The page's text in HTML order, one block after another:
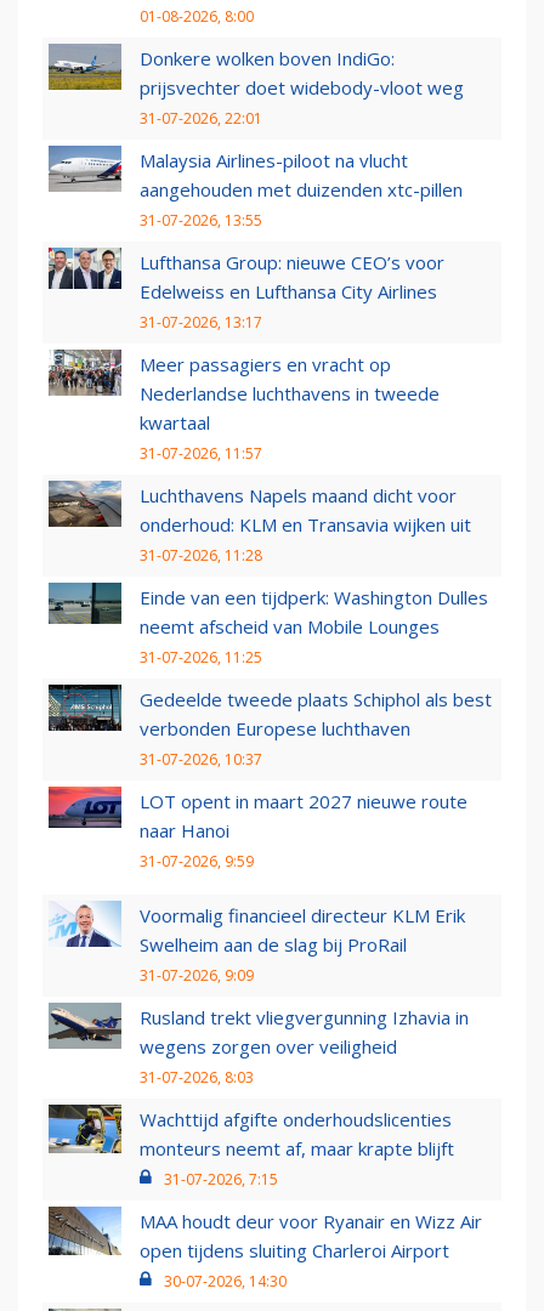
01-08-2026, 8:00
Donkere wolken boven IndiGo:
prijsvechter doet widebody-vloot weg
31-07-2026, 22:01
Malaysia Airlines-piloot na vlucht
aangehouden met duizenden xtc-pillen
31-07-2026, 13:55
Lufthansa Group: nieuwe CEO’s voor
Edelweiss en Lufthansa City Airlines
31-07-2026, 13:17
Meer passagiers en vracht op
Nederlandse luchthavens in tweede
kwartaal
31-07-2026, 11:57
Luchthavens Napels maand dicht voor
onderhoud: KLM en Transavia wijken uit
31-07-2026, 11:28
Einde van een tijdperk: Washington Dulles
neemt afscheid van Mobile Lounges
31-07-2026, 11:25
Gedeelde tweede plaats Schiphol als best
verbonden Europese luchthaven
31-07-2026, 10:37
LOT opent in maart 2027 nieuwe route
naar Hanoi
31-07-2026, 9:59
Voormalig financieel directeur KLM Erik
Swelheim aan de slag bij ProRail
31-07-2026, 9:09
Rusland trekt vliegvergunning Izhavia in
wegens zorgen over veiligheid
31-07-2026, 8:03
Wachttijd afgifte onderhoudslicenties
monteurs neemt af, maar krapte blijft
31-07-2026, 7:15
MAA houdt deur voor Ryanair en Wizz Air
open tijdens sluiting Charleroi Airport
30-07-2026, 14:30